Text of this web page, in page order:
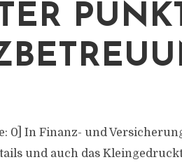
0] In Finanz- und
und auch das